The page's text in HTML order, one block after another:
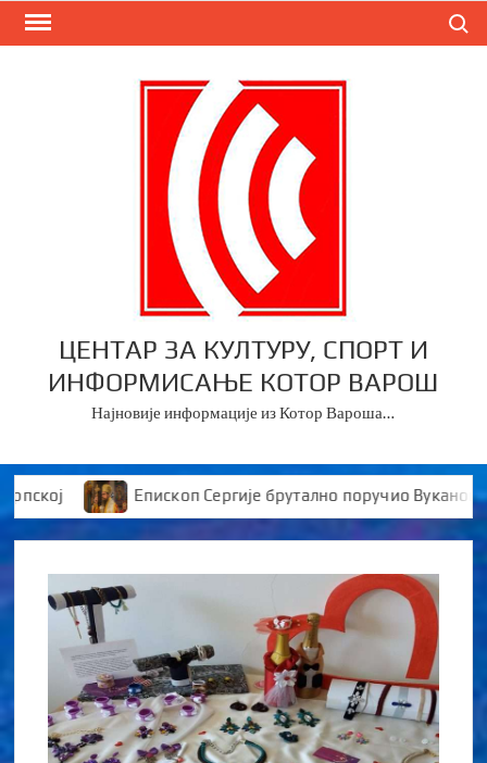
Skip
ЦЕНТАР ЗА КУЛТУРУ, СПОРТ И
ИНФОРМИСАЊЕ КОТОР ВАРОШ
Најновије информације из Котор Вароша…
Епископ Сергије брутално поручио Вукановићу